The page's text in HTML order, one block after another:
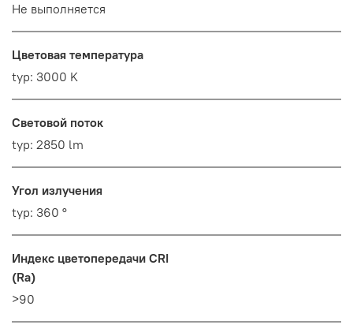
Не выполняется
Цветовая температура
typ: 3000 K
Световой поток
typ: 2850 lm
Угол излучения
typ: 360 °
Индекс цветопередачи CRI
(Ra)
>90